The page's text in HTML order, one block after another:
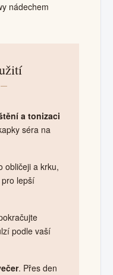
nádechem
a tonizaci
séra na
obličeji a krku,
lepší
podle vaší
. Přes den